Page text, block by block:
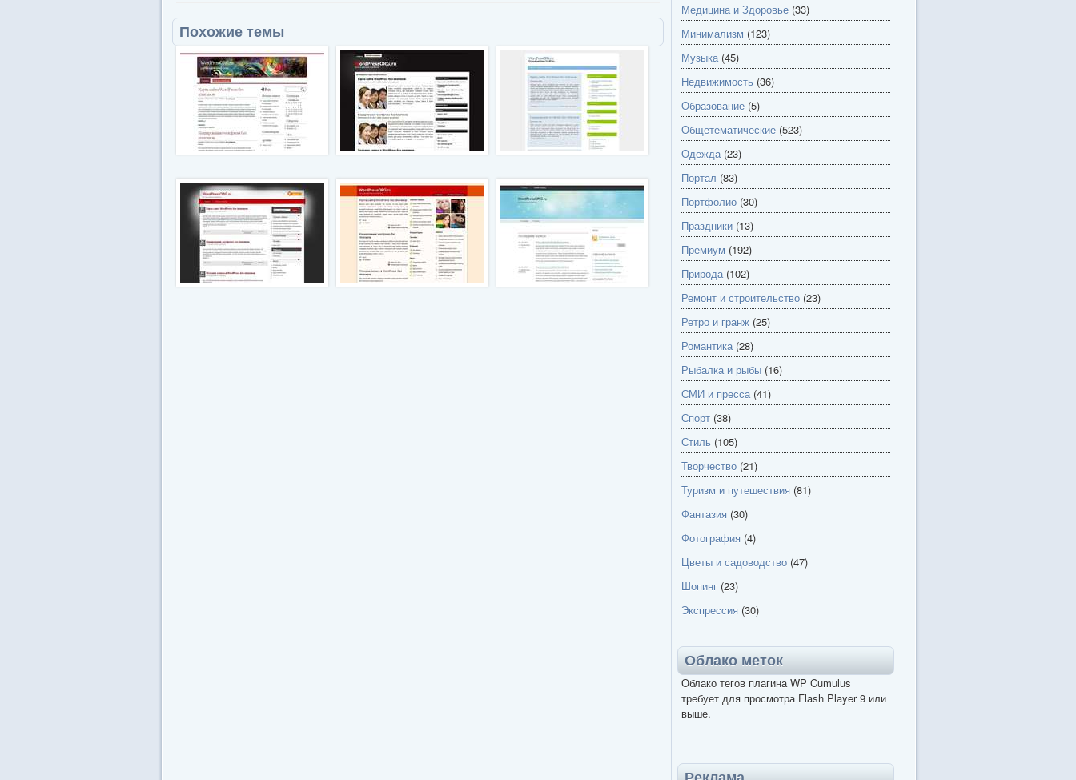
Похожие темы
Медицина и Здоровье (33)
Минимализм (123)
Музыка(45)
Недвижимость (36)
Образование (5)
Общетематические (523)
Одежда(23)
Портал (83)
Портфолио (30)
Праздники (13)
Премиум (192)
Природа(102)
Ремонт и строительство (23)
Ретро и гранж (25)
Романтика(28)
Рыбалка и рыбы (16)
СМИ и пресса(41)
Спорт (38)
Стиль (105)
Творчество (21)
Туризм и путешествия (81)
Фантазия (30)
Фотография (4)
Цветы и садоводство (47)
Шопинг (23)
Экспрессия (30)
Облако меток
Облако тегов плагина WP Cumulus
требует для просмотра Flash Player 9 или
выше.